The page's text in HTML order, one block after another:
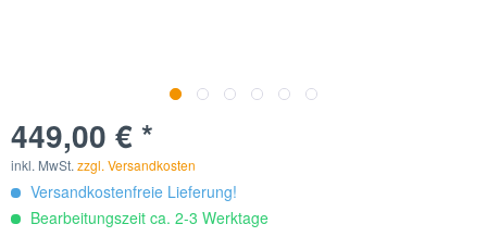
449,00 € *
inkl. MwSt. zzgl. Versandkosten
Versandkostenfreie Lieferung!
Bearbeitungszeit ca. 2-3 Werktage